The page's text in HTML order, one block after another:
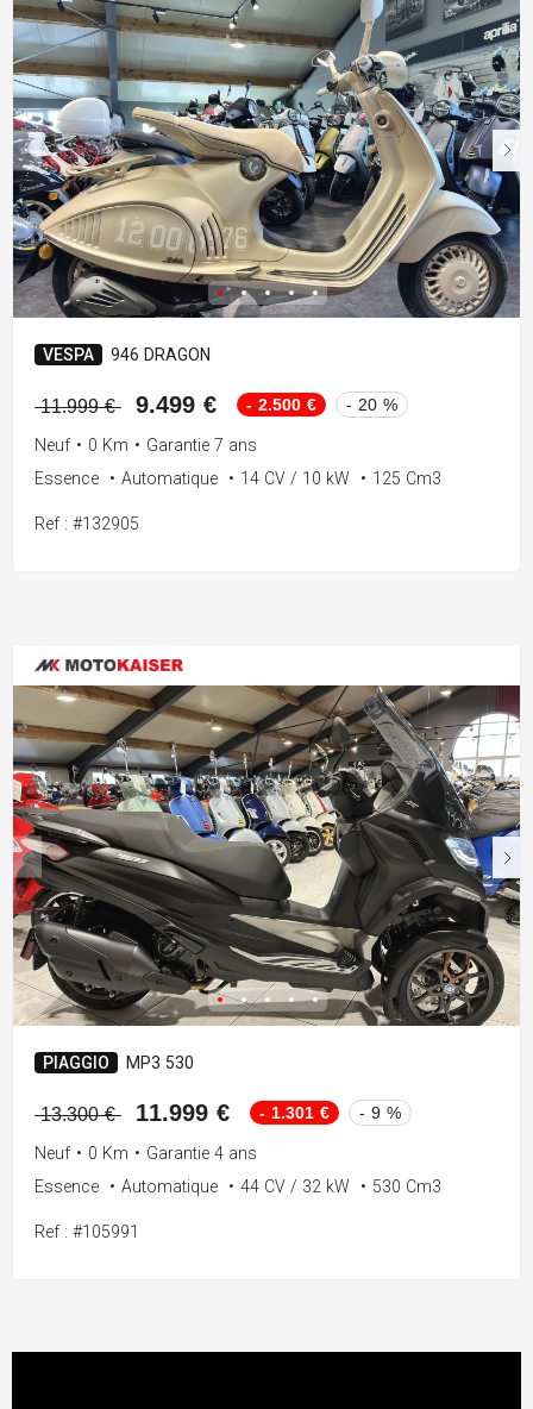
VESPA 946 DRAGON
11.999 € 9.499 € - 2.500 € - 20 %
Neuf • 0 Km • Garantie 7 ans
Essence
• Automatique • 14 CV / 10 kW • 125 Cm3
Ref : #132905
PIAGGIO MP3 530
13.300 € 11.999 € - 1.301 € - 9 %
Neuf • 0 Km • Garantie 4 ans
Essence
• Automatique • 44 CV / 32 kW • 530 Cm3
Ref : #105991